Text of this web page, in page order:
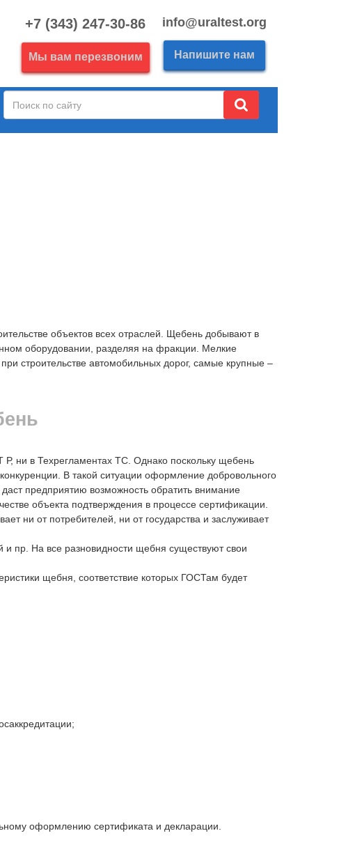
+7 (343) 247-30-86
Мы вам перезвоним
info@uraltest.org
Напишите нам
объектов всех отраслей. Щебень добывают в
оборудовании, разделяя на фракции. Мелкие
строительстве автомобильных дорог, самые крупные –
ни в Техрегламентах ТС. Однако поскольку щебень
В такой ситуации оформление добровольного
предприятию возможность обратить внимание
объекта подтверждения в процессе сертификации.
ни от потребителей, ни от государства и заслуживает
пр. На все разновидности щебня существуют свои
щебня, соответствие которых ГОСТам будет
оформлению сертификата и декларации.